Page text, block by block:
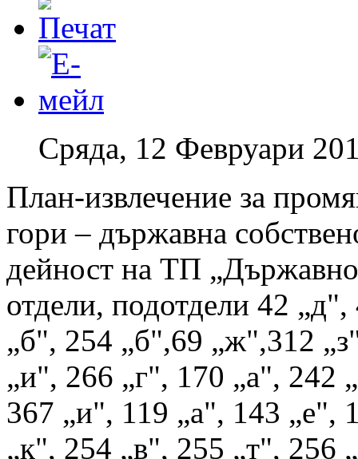
Сряда, 12 Февруари
План-извлечение за
гори – държавна
дейност на ТП
отдели, подотдели 42
„б", 254 „б",69 „ж",312
„и", 266 „г", 170 „а", 242
367 „и", 119 „а", 143 „е",
„к", 254 „в", 255 „т", 256